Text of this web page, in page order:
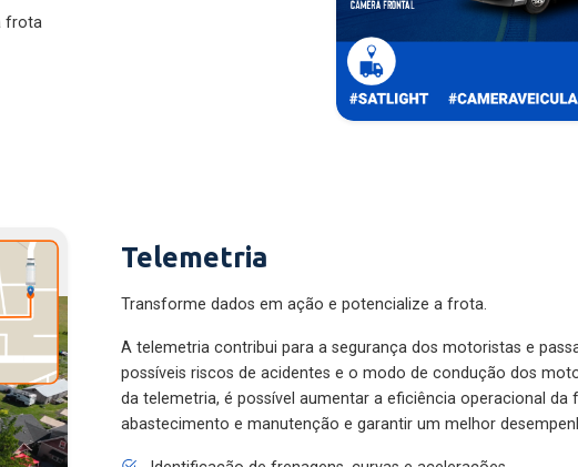
Telemetria
Transforme dados em ação e potencialize a frota.
A telemetria contribui para a segurança dos motoristas e
possíveis riscos de acidentes e o modo de condução dos
da telemetria, é possível aumentar a eficiência operacional da
abastecimento e manutenção e garantir um melhor
Identificação de frenagens, curvas e acelerações